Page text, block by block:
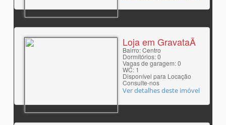
Loja em GravataÃ­
Bairro: Centro
Dormitórios: 0
Vagas de garagem: 0
WC: 1
Disponível para Locação
Consulte-nos
Ver detalhes deste imóvel